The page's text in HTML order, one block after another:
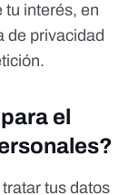
tu interés, en
de privacidad
el
tus datos